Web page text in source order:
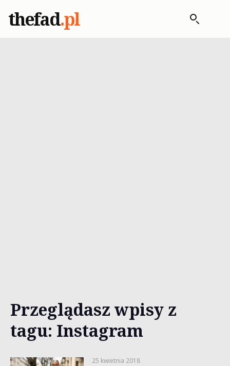
thefad.pl
Przeglądasz wpisy z
tagu: Instagram
25 kwietnia 2018